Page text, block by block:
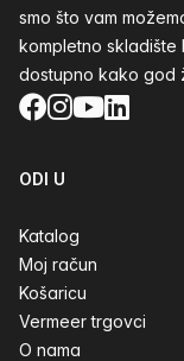
smo što vam
kompletno skladište
dostupno kako god
Facebook
Instagram
YouTube
ODI U
Katalog
Moj račun
Košaricu
Vermeer trgovci
O nama